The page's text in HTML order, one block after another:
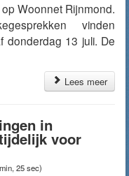
Woonnet Rijnmond.
vinden
donderdag 13 juli. De
Lees meer
in
voor
25 sec)